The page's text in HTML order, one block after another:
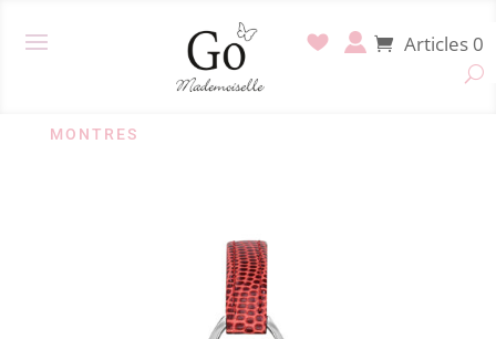
Articles 0
MONTRES